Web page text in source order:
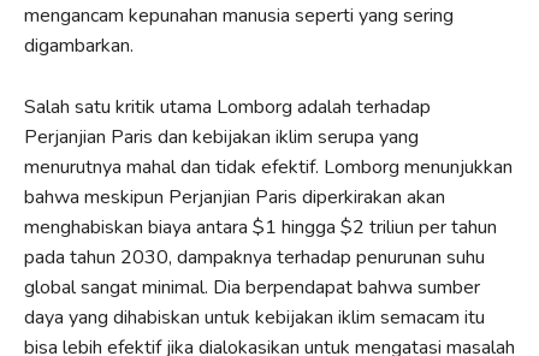
mengancam kepunahan manusia seperti yang sering
digambarkan.
Salah satu kritik utama Lomborg adalah terhadap
Perjanjian Paris dan kebijakan iklim serupa yang
menurutnya mahal dan tidak efektif. Lomborg menunjukkan
bahwa meskipun Perjanjian Paris diperkirakan akan
menghabiskan biaya antara $1 hingga $2 triliun per tahun
pada tahun 2030, dampaknya terhadap penurunan suhu
global sangat minimal. Dia berpendapat bahwa sumber
daya yang dihabiskan untuk kebijakan iklim semacam itu
bisa lebih efektif jika dialokasikan untuk mengatasi masalah